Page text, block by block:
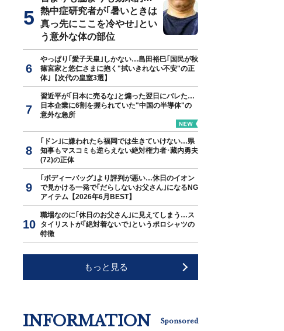
熱中症研究者が｢暑いときは
真っ先にここを冷やせ｣とい
う意外な体の部位
やっぱり｢愛子天皇｣しかない…島田裕巳｢国民が秋
篠宮家と悠仁さまに抱く"拭いきれない不安"の正
体｣【次代の皇室3選】
習近平が｢日本に売るな｣と煽った翌日にバレた…
日本企業に6割を握られていた"中国の半導体"の
意外な急所
｢ドン｣に嫌われたら福岡では生きていけない…県
知事もマスコミも逆らえない絶対権力者･藏内勇夫
(72)の正体
｢ボディーバッグ｣より評判が悪い…休日のイオン
で見かける一発で｢だらしないお父さん｣になるNG
アイテム【2026年6月BEST】
職場なのに｢休日のお父さん｣に見えてしまう…ス
タイリストが｢絶対着ないで｣というポロシャツの
特徴
もっと見る
INFORMATION Sponsored